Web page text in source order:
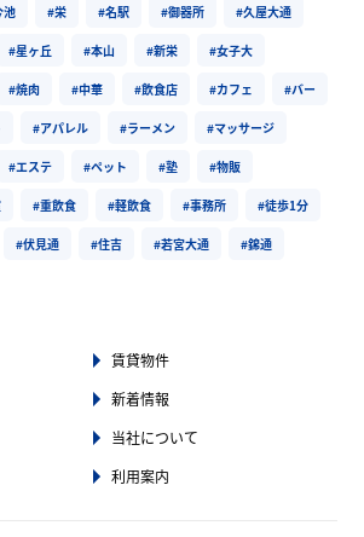
池 #栄 #名駅 #御器所 #久屋大通
#星ヶ丘 #本山 #新栄 #女子大
#焼肉 #中華 #飲食店 #カフェ #バー
#アパレル #ラーメン #マッサージ
#エステ #ペット #塾 #物販
#重飲食 #軽飲食 #事務所 #徒歩1分
#伏見通 #住吉 #若宮大通 #錦通
賃貸物件
新着情報
当社について
利用案内